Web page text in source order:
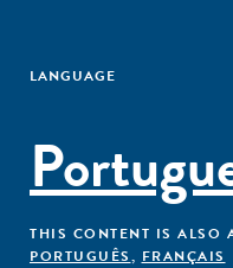
LANGUAGE
THIS CONTENT IS ALSO
PORTUGUÊS, FRANÇAIS